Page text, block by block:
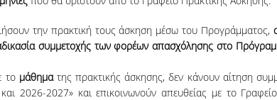
την πρακτική τους άσκηση μέσω του Προγράμματος,
συμμετοχής των φορέων απασχόλησης στο
τομάθηματης πρακτικής άσκησης, δεν κάνουν αίτηση
2026-2027» και επικοινωνούν απευθείας με το